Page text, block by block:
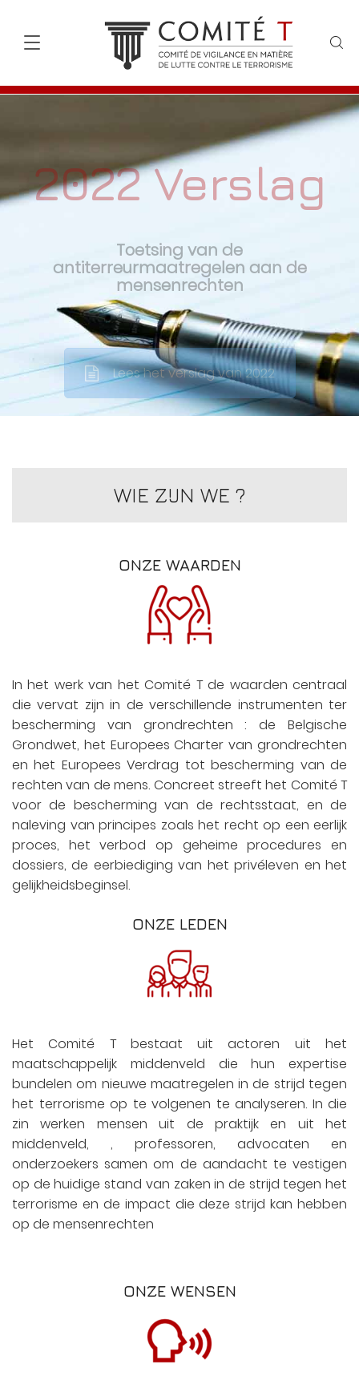
2022 Verslag
Toetsing van de
antiterreurmaatregelen aan de
mensenrechten
Lees het verslag van 2022
WIE ZIJN WE ?
ONZE WAARDEN
In het werk van het Comité T de waarden centraal
die vervat zijn in de verschillende instrumenten ter
bescherming van grondrechten : de Belgische
Grondwet, het Europees Charter van grondrechten
en het Europees Verdrag tot bescherming van de
rechten van de mens. Concreet streeft het Comité T
voor de bescherming van de rechtsstaat, en de
naleving van principes zoals het recht op een eerlijk
proces, het verbod op geheime procedures en
dossiers, de eerbiediging van het privéleven en het
gelijkheidsbeginsel.
ONZE LEDEN
Het Comité T bestaat uit actoren uit het
maatschappelijk middenveld die hun expertise
bundelen om nieuwe maatregelen in de strijd tegen
het terrorisme op te volgenen te analyseren. In die
zin werken mensen uit de praktijk en uit het
middenveld, , professoren, advocaten en
onderzoekers samen om de aandacht te vestigen
op de huidige stand van zaken in de strijd tegen het
terrorisme en de impact die deze strijd kan hebben
op de mensenrechten
ONZE WENSEN